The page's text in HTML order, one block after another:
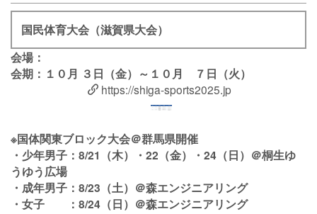
国民体育大会（滋賀県大会）
会場：
会期：１０月 ３日（金）～１０月 ７日（火）
https://shiga-sports2025.jp
※国体関東ブロック大会＠群馬県開催
・少年男子：8/21（木）・22（金）・24（日）＠桐生ゆ
うゆう広場
・成年男子：8/23（土）＠森エンジニアリング
・女子 ：8/24（日）＠森エンジニアリング